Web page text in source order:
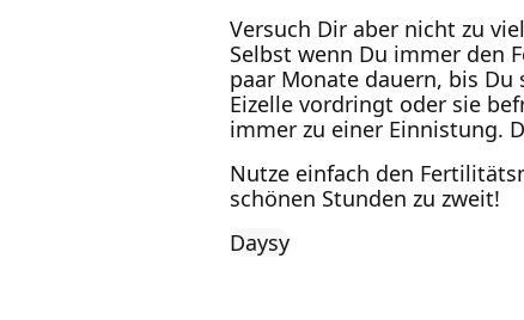
Versuch Dir aber nicht zu
Selbst wenn Du immer den
paar Monate dauern, bis
Eizelle vordringt oder sie
immer zu einer Einnistung.
Nutze einfach den
schönen Stunden zu zweit!
Daysy